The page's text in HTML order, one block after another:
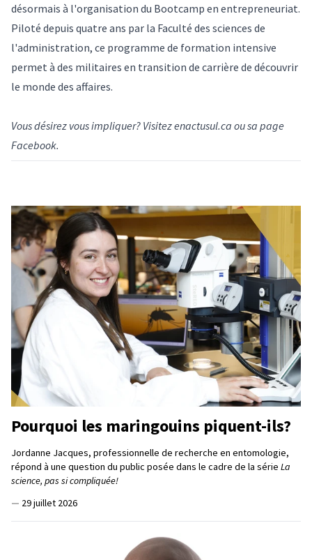
désormais à l'organisation du Bootcamp en entrepreneuriat.
Piloté depuis quatre ans par la Faculté des sciences de
l'administration, ce programme de formation intensive
permet à des militaires en transition de carrière de découvrir
le monde des affaires.
Vous désirez vous impliquer? Visitezenactusul.ca ou sa page
Facebook.
Pourquoi les maringouins piquent-ils?
Jordanne Jacques, professionnelle de recherche en entomologie,
répond à une question du public posée dans le cadre de la série La
science, pas si compliquée!
— 29 juillet 2026